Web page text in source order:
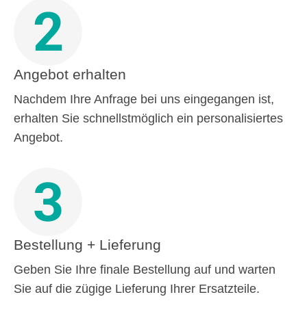
2
Angebot erhalten
Nachdem Ihre Anfrage bei uns eingegangen ist,
erhalten Sie schnellstmöglich ein personalisiertes
Angebot.
3
Bestellung + Lieferung
Geben Sie Ihre finale Bestellung auf und warten
Sie auf die zügige Lieferung Ihrer Ersatzteile.